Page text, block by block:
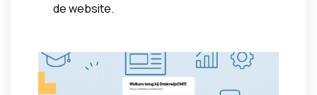
de website.